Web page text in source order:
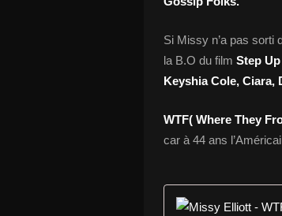
Si Missy n’a pas sorti
la B.O du film Step
Keyshia Cole, Ciara,
WTF( Where They
car à 44 ans